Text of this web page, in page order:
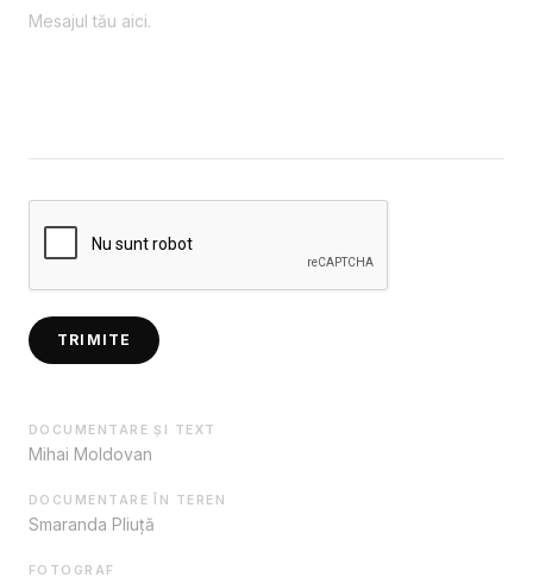
TRIMITE
DOCUMENTARE ȘI TEXT
Mihai Moldovan
DOCUMENTARE ÎN TEREN
Smaranda Pliuță
FOTOGRAF